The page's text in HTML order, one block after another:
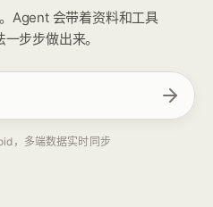
Agent 会带着资料和工具
步步做出来。
，多端数据实时同步